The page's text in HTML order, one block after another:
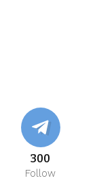
300
Follow